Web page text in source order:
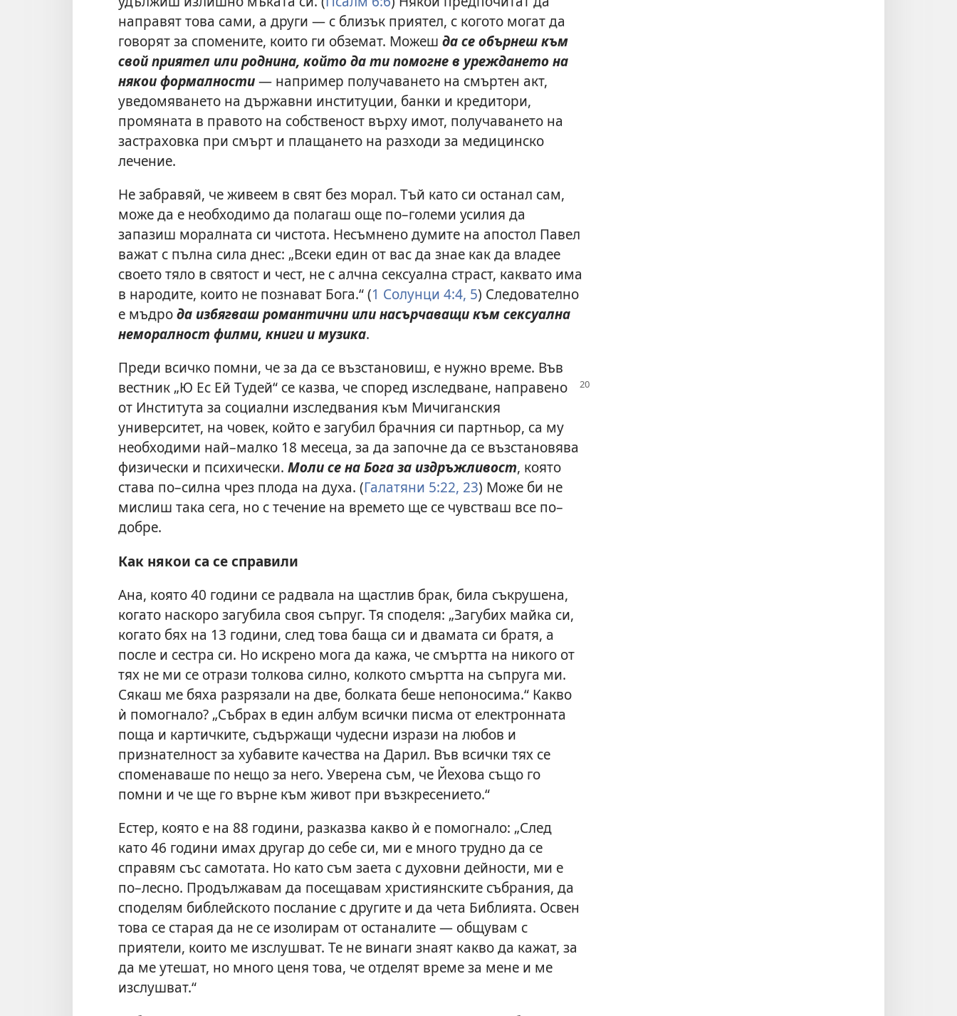
направят това сами, а други — с близък приятел, с когото могат да
говорят за спомените, които ги обземат. Можеш да се обърнеш към
свой приятел или роднина, който да ти помогне в уреждането на
някои формалности— например получаването на смъртен акт,
уведомяването на държавни институции, банки и кредитори,
промяната в правото на собственост върху имот, получаването на
застраховка при смърт и плащането на разходи за медицинско
лечение.
Не забравяй, че живеем в свят без морал. Тъй като си останал сам,
може да е необходимо да полагаш още по–големи усилия да
запазиш моралната си чистота. Несъмнено думите на апостол Павел
важат с пълна сила днес: „Всеки един от вас да знае как да владее
своето тяло в святост и чест, не с алчна сексуална страст, каквато има
в народите, които не познават Бога.“ (1 Солунци 4:4, 5) Следователно
е мъдрода избягваш романтични или насърчаващи към сексуална
неморалност филми, книги и музика.
Преди всичко помни, че за да се възстановиш, е нужно време. Във
вестник „Ю Ес Ей Тудей“ се казва, че според изследване, направено
от Института за социални изследвания към Мичиганския
университет, на човек, който е загубил брачния си партньор, са му
необходими най–малко 18 месеца, за да започне да се възстановява
физически и психически. Моли се на Бога за издръжливост, която
става по–силна чрез плода на духа. (Галатяни 5:22, 23) Може би не
мислиш така сега, но с течение на времето ще се чувстваш все по–
добре.
Как някои са се справили
Ана, която 40 години се радвала на щастлив брак, била съкрушена,
когато наскоро загубила своя съпруг. Тя споделя: „Загубих майка си,
когато бях на 13 години, след това баща си и двамата си братя, а
после и сестра си. Но искрено мога да кажа, че смъртта на никого от
тях не ми се отрази толкова силно, колкото смъртта на съпруга ми.
Сякаш ме бяха разрязали на две, болката беше непоносима.“ Какво
ѝ помогнало? „Събрах в един албум всички писма от електронната
поща и картичките, съдържащи чудесни изрази на любов и
признателност за хубавите качества на Дарил. Във всички тях се
споменаваше по нещо за него. Уверена съм, че Йехова също го
помни и че ще го върне към живот при възкресението.“
Естер, която е на 88 години, разказва какво ѝ е помогнало: „След
като 46 години имах другар до себе си, ми е много трудно да се
справям със самотата. Но като съм заета с духовни дейности, ми е
по–лесно. Продължавам да посещавам християнските събрания, да
споделям библейското послание с другите и да чета Библията. Освен
това се старая да не се изолирам от останалите — общувам с
приятели, които ме изслушват. Те не винаги знаят какво да кажат, за
да ме утешат, но много ценя това, че отделят време за мене и ме
изслушват.“